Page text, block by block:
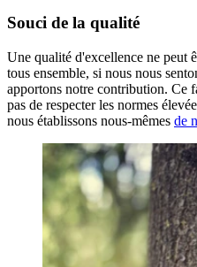
Souci de la qualité
Une qualité d'excellence ne peut
tous ensemble, si nous nous
apportons notre contribution. Ce
pas de respecter les normes
nous établissons nous-mêmes de